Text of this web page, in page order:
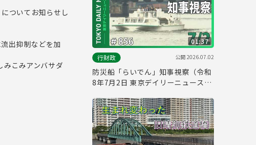
ついてお知らせし
出抑制などを加
こみアンバサダ
01:37
行財政
公開2026.07.02
防災船「らいでん」知事視察（令和
8年7月2日 東京デイリーニュース